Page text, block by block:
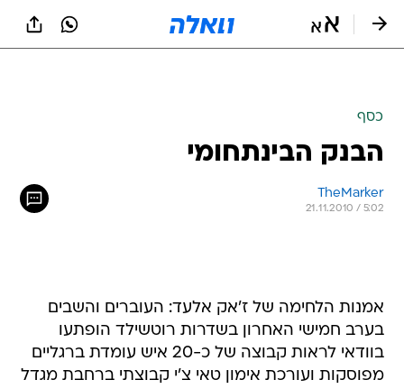
כסף
הבנק הבינתחומי
TheMarker
21.11.2010 / 5:02
אמנות הלחימה של ז'אק אלעד: העוברים והשבים
בערב חמישי האחרון בשדרות רוטשילד הופתעו
בוודאי לראות קבוצה של כ-20 איש עומדת ברגליים
מפוסקות ועורכת אימון טאי צ'י קבוצתי ברחבת מגדל